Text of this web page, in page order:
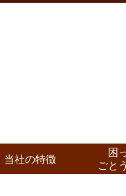
当社の特徴
困
ごと